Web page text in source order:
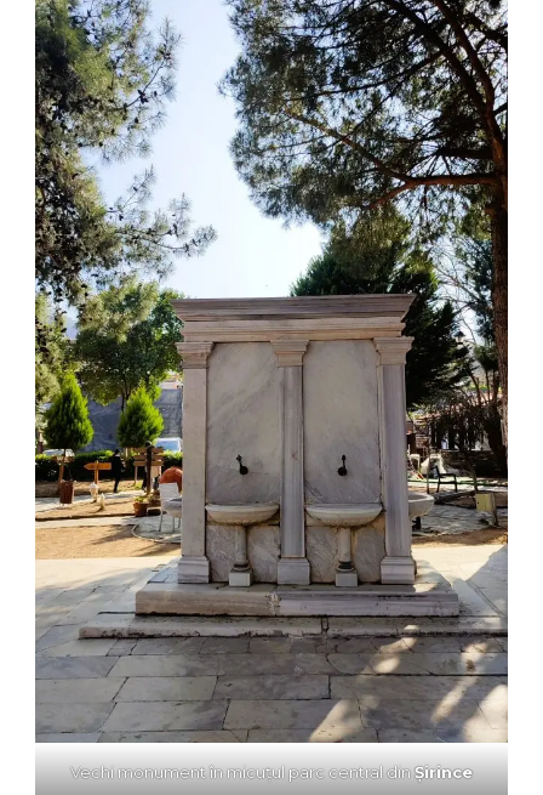
Vechi monument în micuțul parc central dinŞirince